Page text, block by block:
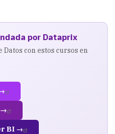
por Dataprix
con estos cursos en
→
BI →